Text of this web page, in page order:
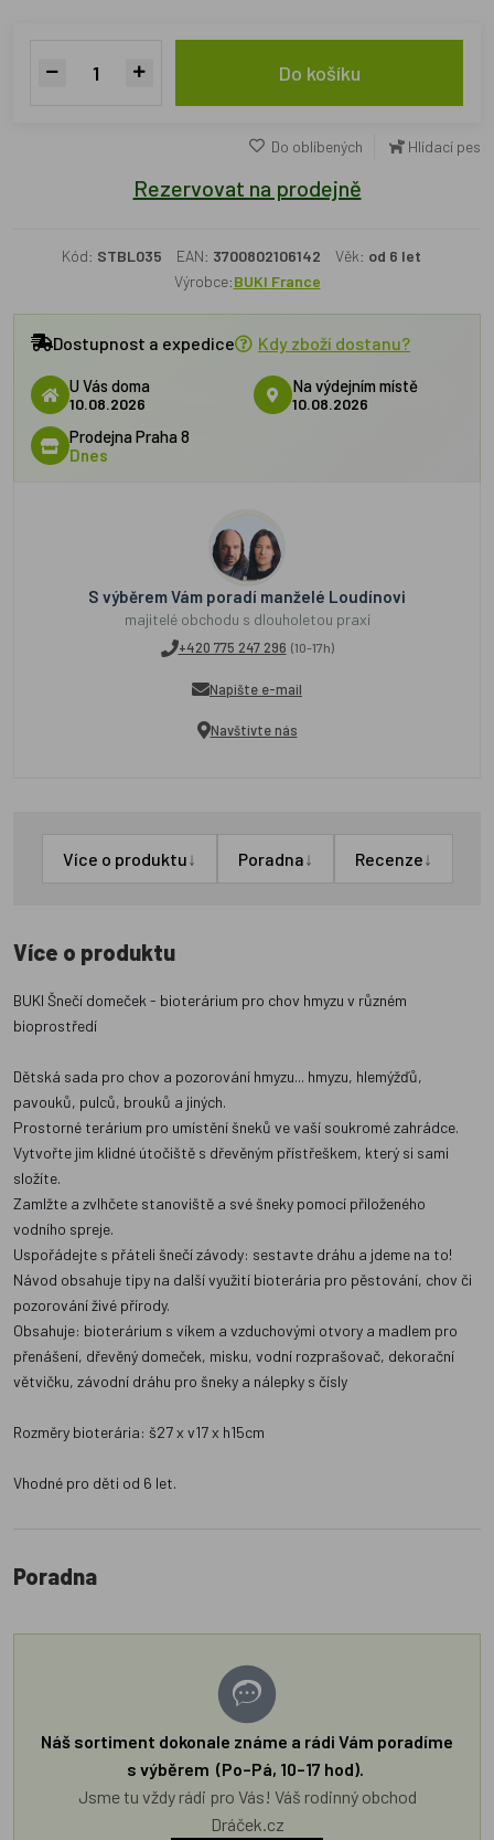
Do košíku
Do oblíbených Hlídací pes
Rezervovat na prodejně
Kód: STBL035 EAN: 3700802106142 Věk: od 6 let
Výrobce:BUKI France
Dostupnost a expedice Kdy zboží dostanu?
U Vás doma
10.08.2026
Na výdejním místě
10.08.2026
Prodejna Praha 8
Dnes
S výběrem Vám poradí manželé Loudínovi
majitelé obchodu s dlouholetou praxí
+420 775 247 296 (10-17h)
Napište e-mail
Navštivte nás
Více o produktu↓ Poradna↓ Recenze↓
Více o produktu
BUKI Šnečí domeček - bioterárium pro chov hmyzu v různém
bioprostředí
Dětská sada pro chov a pozorování hmyzu... hmyzu, hlemýžďů,
pavouků, pulců, brouků a jiných.
Prostorné terárium pro umístění šneků ve vaší soukromé zahrádce.
Vytvořte jim klidné útočiště s dřevěným přístřeškem, který si sami
složíte.
Zamlžte a zvlhčete stanoviště a své šneky pomocí přiloženého
vodního spreje.
Uspořádejte s přáteli šnečí závody: sestavte dráhu a jdeme na to!
Návod obsahuje tipy na další využití bioterária pro pěstování, chov či
pozorování živé přírody.
Obsahuje: bioterárium s víkem a vzduchovými otvory a madlem pro
přenášení, dřevěný domeček, misku, vodní rozprašovač, dekorační
větvičku, závodní dráhu pro šneky a nálepky s čísly
Rozměry bioterária: š27 x v17 x h15cm
Vhodné pro děti od 6 let.
Poradna
Náš sortiment dokonale známe a rádi Vám poradíme
s výběrem (Po–Pá, 10–17 hod).
Jsme tu vždy rádi pro Vás! Váš rodinný obchod
Dráček.cz